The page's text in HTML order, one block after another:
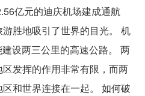
亿元的迪庆机场建成通航
胜地吸引了世界的目光。 机
设两三公里的高速公路。 两
发挥的作用非常有限，而两
和世界连接在一起。 如何破